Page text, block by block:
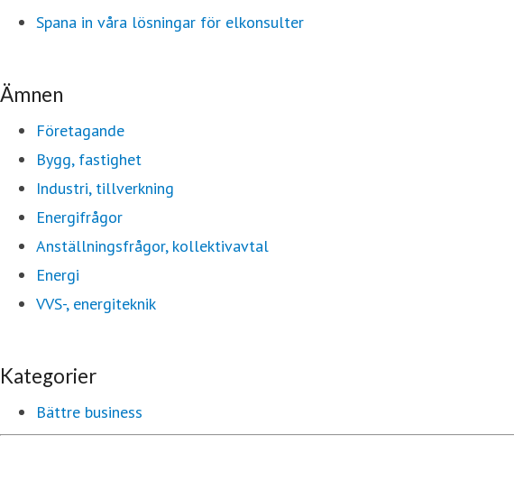
Spana in våra lösningar för elkonsulter
Ämnen
Företagande
Bygg, fastighet
Industri, tillverkning
Energifrågor
Anställningsfrågor, kollektivavtal
Energi
VVS-, energiteknik
Kategorier
Bättre business